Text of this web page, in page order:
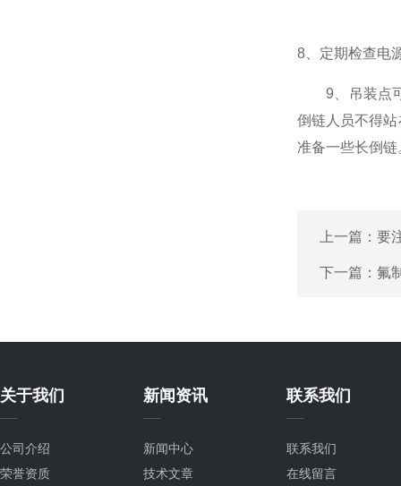
8、定期检查电
9、吊装点可
倒链人员不得
准备一些长倒链
上一篇： 要
下一篇： 氟
关于我们
公司介绍
荣誉资质
新闻资讯
新闻中心
技术文章
联系我们
联系我们
在线留言